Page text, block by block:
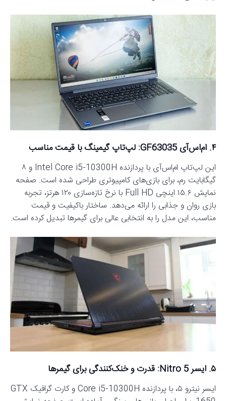
۴. ام‌اس‌آی GF63035: لپ‌تاپ گیمینگ با قیمت مناسب
این لپ‌تاپ ام‌اس‌آی با پردازنده Intel Core i5-10300H و ۸
گیگابایت رم، برای بازی‌های کامپیوتری طراحی شده است. صفحه
نمایش ۱۵.۶ اینچی Full HD با نرخ تازه‌سازی ۱۲۰ هرتز، تجربه
بازی روان و جذابی را ارائه می‌دهد. ساختار باکیفیت و قیمت
مناسب، این مدل را به انتخابی عالی برای گیمرها تبدیل کرده است.
۵. ایسر Nitro 5: قدرت و خنک‌کنندگی برای گیمرها
ایسر نیترو ۵، با پردازنده Core i5-10300H و کارت گرافیک GTX